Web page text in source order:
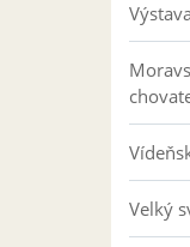
Velký